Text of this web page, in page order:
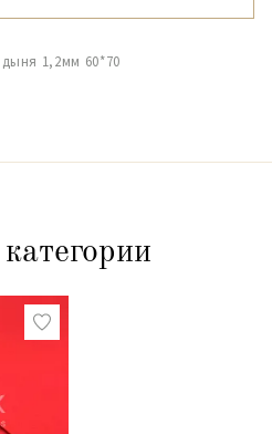
1,2мм 60*70